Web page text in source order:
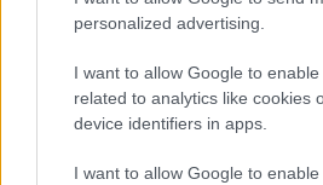
personalized advertising.
I want to allow Google to
related to analytics like cookies
device identifiers in apps.
I want to allow Google to